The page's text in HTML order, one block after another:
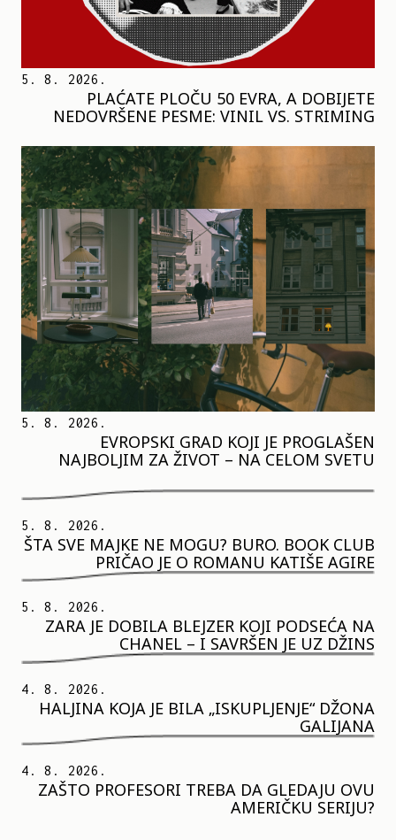
5. 8. 2026.
PLAĆATE PLOČU 50 EVRA, A DOBIJETE
NEDOVRŠENE PESME: VINIL VS. STRIMING
5. 8. 2026.
EVROPSKI GRAD KOJI JE PROGLAŠEN
NAJBOLJIM ZA ŽIVOT – NA CELOM SVETU
5. 8. 2026.
ŠTA SVE MAJKE NE MOGU? BURO. BOOK CLUB
PRIČAO JE O ROMANU KATIŠE AGIRE
5. 8. 2026.
ZARA JE DOBILA BLEJZER KOJI PODSEĆA NA
CHANEL – I SAVRŠEN JE UZ DŽINS
4. 8. 2026.
HALJINA KOJA JE BILA „ISKUPLJENJE“ DŽONA
GALIJANA
4. 8. 2026.
ZAŠTO PROFESORI TREBA DA GLEDAJU OVU
AMERIČKU SERIJU?